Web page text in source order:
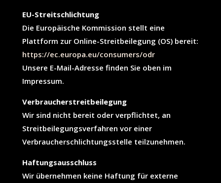
EU-Streitschlichtung
Die Europäische Kommission stellt eine
Plattform zur Online-Streitbeilegung (OS) bereit:
https://ec.europa.eu/consumers/odr
Unsere E-Mail-Adresse finden Sie oben im
Impressum.
Verbraucherstreitbeilegung
Wir sind nicht bereit oder verpflichtet, an
Streitbeilegungsverfahren vor einer
Verbraucherschlichtungsstelle teilzunehmen.
Haftungsausschluss
Wir übernehmen keine Haftung für externe